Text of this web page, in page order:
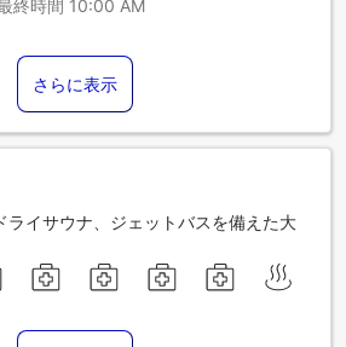
終時間 10:00 AM
さらに表示
ライサウナ、ジェットバスを備えた大